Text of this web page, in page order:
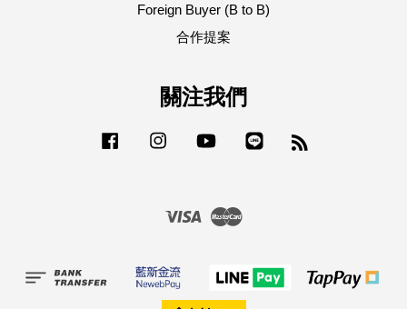
Foreign Buyer (B to B)
合作提案
關注我們
Facebook Instagram YouTube
Visa